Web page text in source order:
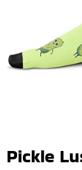
Pickle